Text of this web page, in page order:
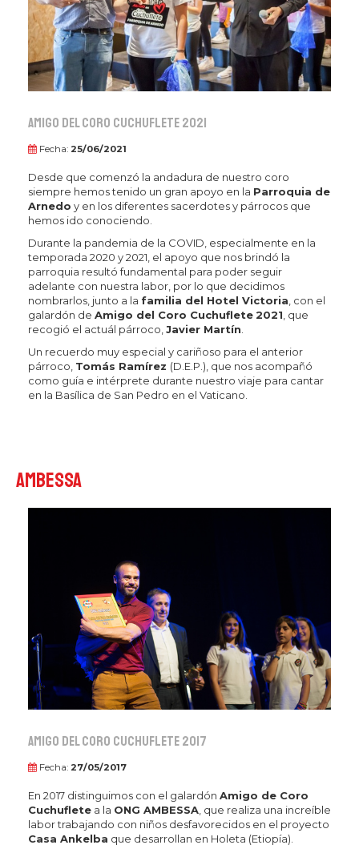
Amigo del Coro Cuchuflete 2021
Fecha: 25/06/2021
Desde que comenzó la andadura de nuestro coro
siempre hemos tenido un gran apoyo en la Parroquia de
Arnedo y en los diferentes sacerdotes y párrocos que
hemos ido conociendo.
Durante la pandemia de la COVID, especialmente en la
temporada 2020 y 2021, el apoyo que nos brindó la
parroquia resultó fundamental para poder seguir
adelante con nuestra labor, por lo que decidimos
nombrarlos, junto a la familia del Hotel Victoria , con el
galardón de Amigo del Coro Cuchuflete2021 , que
recogió el actuál párroco, Javier Martín
Un recuerdo muy especial y cariñoso para el anterior
párroco, Tomás Ramírez (D.E.P.), que nos acompañó
como guía e intérprete durante nuestro viaje para cantar
en la Basílica de San Pedro en el Vaticano.
AMBESSA
Amigo del Coro Cuchuflete 2017
Fecha: 27/05/2017
En 2017 distinguimos con el galardón Amigo de Coro
Cuchuflete a la ONG AMBESSA , que realiza una increíble
labor trabajando con niños desfavorecidos en el proyecto
Casa Ankelba que desarrollan en Holeta (Etiopía).